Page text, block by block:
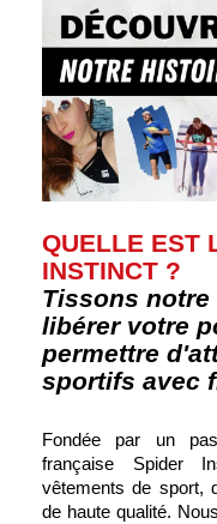
QUELLE EST
INSTINCT ?
Tissons
libérer votre
permettre
sportifs avec
Fondée par un
française Spider
vêtements de sport,
de haute qualité.